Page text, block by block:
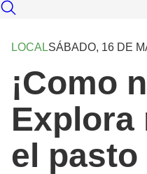
LOCALSÁBADO, 16 DE
¡Como
Explora
el pasto